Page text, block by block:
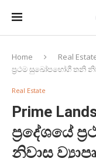
Home Real
ප්‍රථම සුඛෝපභෝගී තනි
Real Estate
Prime
ප්‍රදේශයේ
නිවාස